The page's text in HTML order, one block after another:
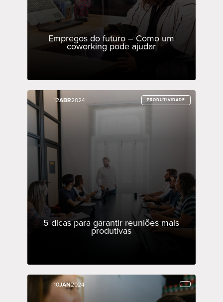
Empregos do futuro – Como um
coworking pode ajudar
12ABR2024 PRODUTIVIDADE
5 dicas para garantir reuniões mais
produtivas
12ABR2024 PRODUTIVIDADE
10JAN2024
10JAN2024